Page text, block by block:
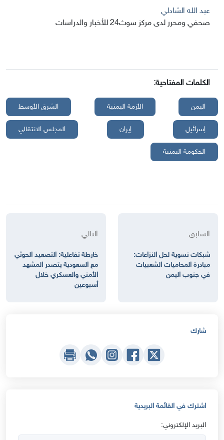
عبد الله الشادلي
صحفي ومحرر لدى مركز سوث24 للأخبار والدراسات
الكلمات المفتاحية:
اليمن الأزمة اليمنية الشرق الأوسط
إسرائيل إيران المجلس الانتقالي
الحكومة اليمنية
السابق:
شبكات نسوية لحل النزاعات:
مبادرة المحاميات الشعبيات
في جنوب اليمن
التالي:
خارطة تفاعلية: التصعيد الحوثي
مع السعودية يتصدر المشهد
الأمني والعسكري خلال
أسبوعين
شارك
اشترك في القائمة البريدية
البريد الإلكتروني: